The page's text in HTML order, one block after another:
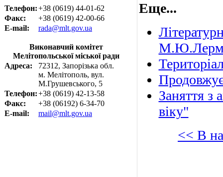
Телефон:+38 (0619) 44-01-62
Факс:
+38 (0619) 42-00-66
E-mail:
rada@mlt.gov.ua
Виконавчий комітет
Мелітопольської міської ради
Адреса:
72312, Запорізька обл.
м. Мелітополь, вул.
М.Грушевського, 5
Телефон:+38 (0619) 42-13-58
Факс:
+38 (06192) 6-34-70
E-mail:
mail@mlt.gov.ua
Еще...
Заняття з
віку"
<< В